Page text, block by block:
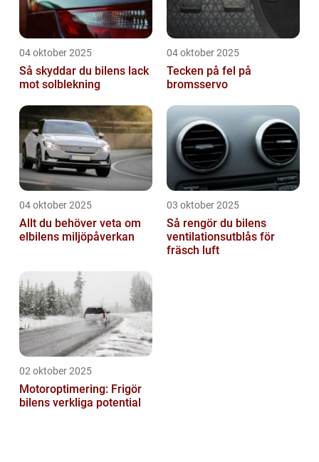
04 oktober 2025
Så skyddar du bilens lack
mot solblekning
04 oktober 2025
Tecken på fel på
bromsservo
04 oktober 2025
Allt du behöver veta om
elbilens miljöpåverkan
03 oktober 2025
Så rengör du bilens
ventilationsutblås för
fräsch luft
02 oktober 2025
Motoroptimering: Frigör
bilens verkliga potential